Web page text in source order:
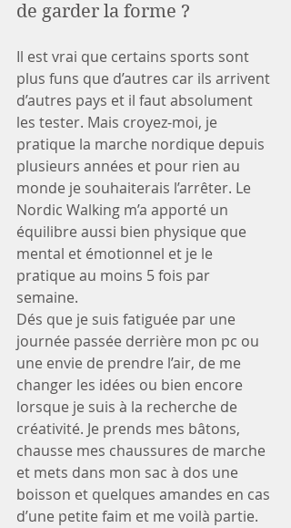
de garder la forme ?
Il est vrai que certains sports sont
plus funs que d’autres car ils arrivent
d’autres pays et il faut absolument
les tester. Mais croyez-moi, je
pratique la marche nordique depuis
plusieurs années et pour rien au
monde je souhaiterais l’arrêter. Le
Nordic Walking m’a apporté un
équilibre aussi bien physique que
mental et émotionnel et je le
pratique au moins 5 fois par
semaine.
Dés que je suis fatiguée par une
journée passée derrière mon pc ou
une envie de prendre l’air, de me
changer les idées ou bien encore
lorsque je suis à la recherche de
créativité. Je prends mes bâtons,
chausse mes chaussures de marche
et mets dans mon sac à dos une
boisson et quelques amandes en cas
d’une petite faim et me voilà partie.